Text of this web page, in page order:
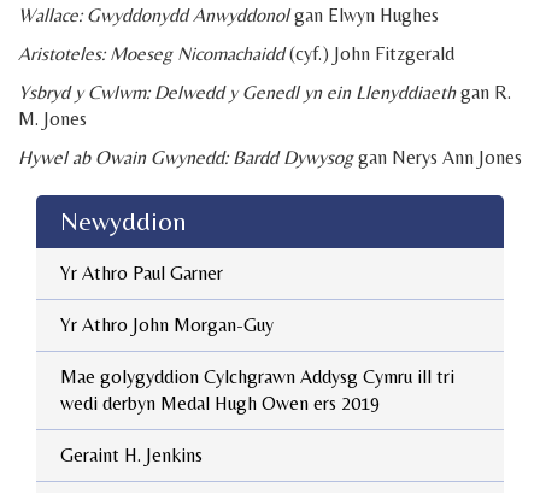
Wallace: Gwyddonydd Anwyddonolgan Elwyn Hughes
Aristoteles: Moeseg Nicomachaidd(cyf.) John Fitzgerald
Ysbryd y Cwlwm: Delwedd y Genedl yn ein Llenyddiaethgan R.
M. Jones
Hywel ab Owain Gwynedd: Bardd Dywysoggan Nerys Ann Jones
Newyddion
Yr Athro Paul Garner
Yr Athro John Morgan-Guy
Mae golygyddion Cylchgrawn Addysg Cymru ill tri
wedi derbyn Medal Hugh Owen ers 2019
Geraint H. Jenkins